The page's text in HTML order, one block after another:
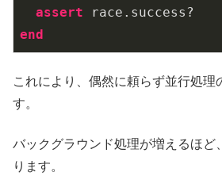
assert
end
これにより、偶然に頼らず並行処理
す。
バックグラウンド処理が増えるほど
ります。